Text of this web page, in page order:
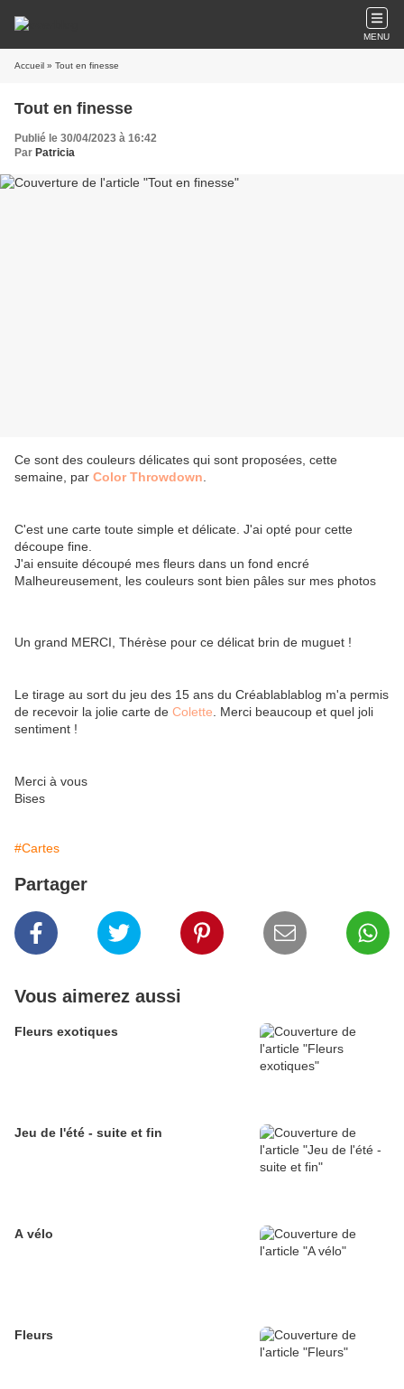
MENU
Accueil » Tout en finesse
Tout en finesse
Publié le 30/04/2023 à 16:42
Par Patricia
Ce sont des couleurs délicates qui sont proposées, cette
semaine, par Color Throwdown
C'est une carte toute simple et délicate. J'ai opté pour cette
découpe fine.
J'ai ensuite découpé mes fleurs dans un fond encré
Malheureusement, les couleurs sont bien pâles sur mes photos
Un grand MERCI, Thérèse pour ce délicat brin de muguet !
Le tirage au sort du jeu des 15 ans du Créablablablog m'a permis
de recevoir la jolie carte de Colette . Merci beaucoup et quel joli
sentiment !
Merci à vous
Bises
#Cartes
Partager
Vous aimerez aussi
Fleurs exotiques
Jeu de l'été - suite et fin
A vélo
Fleurs